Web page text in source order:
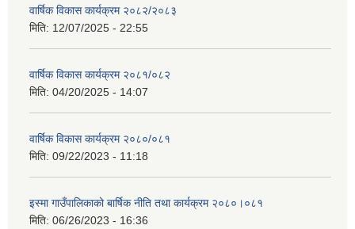
वार्षिक विकास कार्यक्रम २०८२/२०८३
मिति: 12/07/2025 - 22:55
वार्षिक विकास कार्यक्रम २०८१/०८२
मिति: 04/20/2025 - 14:07
वार्षिक विकास कार्यक्रम २०८०/०८१
मिति: 09/22/2023 - 11:18
इस्मा गाउँपालिकाको बार्षिक नीति तथा कार्यक्रम २०८०।०८१
मिति: 06/26/2023 - 16:36